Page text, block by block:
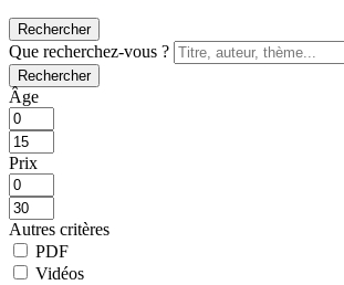
Rechercher
Que recherchez-vous ?
Rechercher
Âge
Prix
Autres critères
PDF
Vidéos